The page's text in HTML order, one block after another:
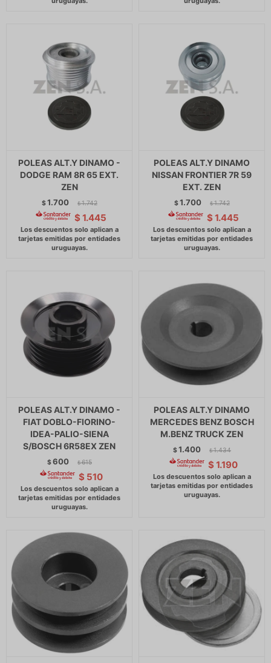
POLEAS ALT.Y DINAMO -
DODGE RAM 8R 65 EXT.
ZEN
$1.700 $ 1.742
$ 1.445
POLEAS ALT.Y DINAMO
NISSAN FRONTIER 7R 59
EXT. ZEN
$1.700 $ 1.742
$ 1.445
POLEAS ALT.Y DINAMO -
FIAT DOBLO-FIORINO-
IDEA-PALIO-SIENA
S/BOSCH 6R58EX ZEN
$600 $ 615
$ 510
POLEAS ALT.Y DINAMO
MERCEDES BENZ BOSCH
M.BENZ TRUCK ZEN
$1.400 $ 1.434
$ 1.190